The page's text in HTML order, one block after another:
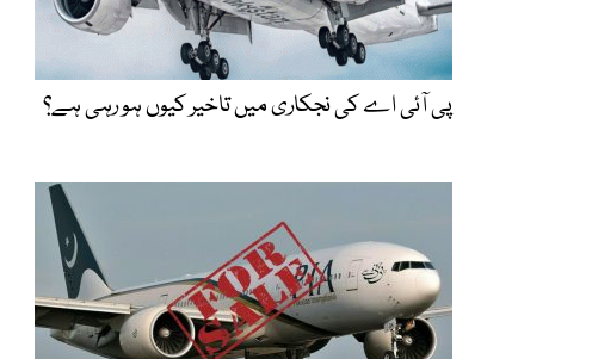
پی آئی اے کی نجکاری میں تاخیر کیوں ہو رہی ہے؟